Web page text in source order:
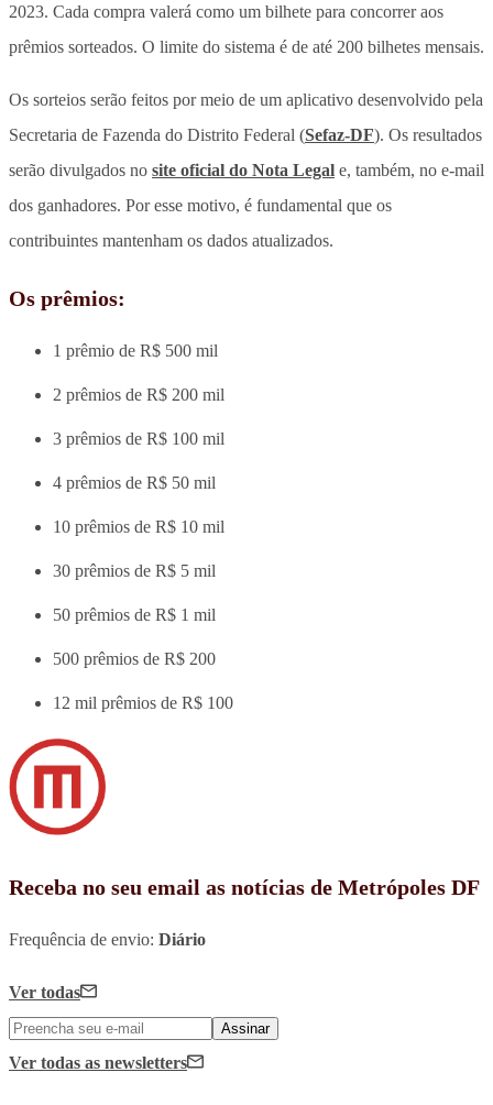
2023. Cada compra valerá como um bilhete para concorrer aos
prêmios sorteados. O limite do sistema é de até 200 bilhetes mensais.
Os sorteios serão feitos por meio de um aplicativo desenvolvido pela
Secretaria de Fazenda do Distrito Federal (Sefaz-DF). Os resultados
serão divulgados no site oficial do Nota Legal e, também, no e-mail
dos ganhadores. Por esse motivo, é fundamental que os
contribuintes mantenham os dados atualizados.
Os prêmios:
1 prêmio de R$ 500 mil
2 prêmios de R$ 200 mil
3 prêmios de R$ 100 mil
4 prêmios de R$ 50 mil
10 prêmios de R$ 10 mil
30 prêmios de R$ 5 mil
50 prêmios de R$ 1 mil
500 prêmios de R$ 200
12 mil prêmios de R$ 100
Receba no seu email as notícias de Metrópoles DF
Frequência de envio: Diário
Ver todas
Assinar
Ver todas as newsletters